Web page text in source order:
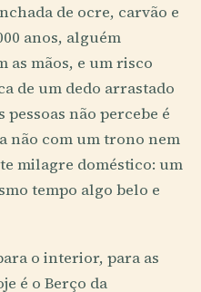
de ocre, carvão e
anos, alguém
mãos, e um risco
de um dedo arrastado
pessoas não percebe é
não com um trono nem
milagre doméstico: um
tempo algo belo e
o interior, para as
é o Berço da